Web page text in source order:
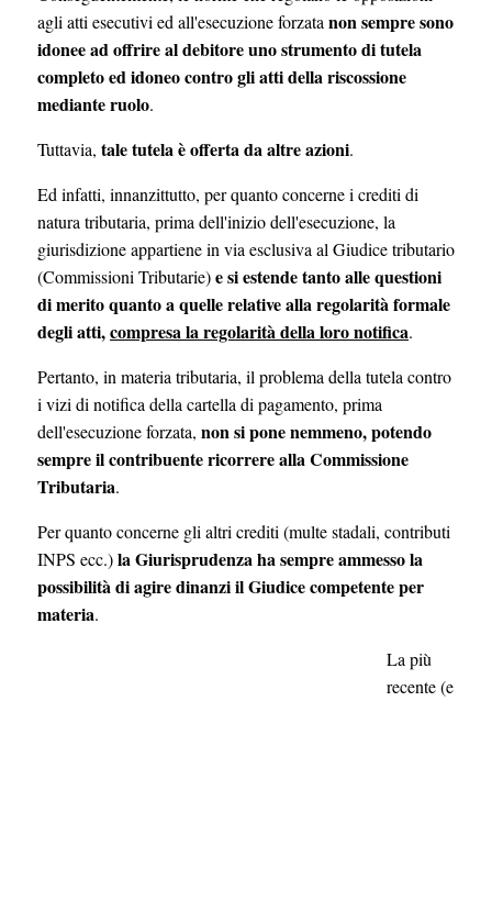
agli atti esecutivi ed all'esecuzione forzata non sempre sono
idonee ad offrire al debitore uno strumento di tutela
completo ed idoneo contro gli atti della riscossione
mediante ruolo.
Tuttavia, tale tutela è offerta da altre azioni.
Ed infatti, innanzittutto, per quanto concerne i crediti di
natura tributaria, prima dell'inizio dell'esecuzione, la
giurisdizione appartiene in via esclusiva al Giudice tributario
(Commissioni Tributarie)e si estende tanto alle questioni
di merito quanto a quelle relative alla regolarità formale
degli atti,compresa la regolarità della loro notifica.
Pertanto, in materia tributaria, il problema della tutela contro
i vizi di notifica della cartella di pagamento, prima
dell'esecuzione forzata, non si pone nemmeno, potendo
sempre il contribuente ricorrere alla Commissione
Tributaria.
Per quanto concerne gli altri crediti (multe stadali, contributi
INPS ecc.)la Giurisprudenza ha sempre ammesso la
possibilità di agire dinanzi il Giudice competente per
materia.
La più
recente (e